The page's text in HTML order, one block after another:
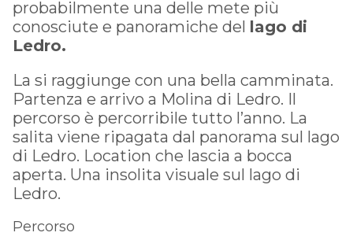
probabilmente una delle mete più
conosciute e panoramiche del lago di
Ledro.
La si raggiunge con una bella camminata.
Partenza e arrivo a Molina di Ledro. Il
percorso è percorribile tutto l’anno. La
salita viene ripagata dal panorama sul lago
di Ledro. Location che lascia a bocca
aperta. Una insolita visuale sul lago di
Ledro.
Percorso